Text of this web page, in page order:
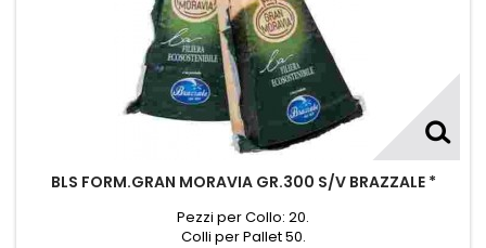
BLS FORM.GRAN MORAVIA GR.300 S/V BRAZZALE *
Pezzi per Collo: 20.
Colli per Pallet 50.